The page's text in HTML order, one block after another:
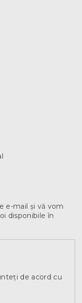
e-mail şi vă vom
disponibile în
de acord cu